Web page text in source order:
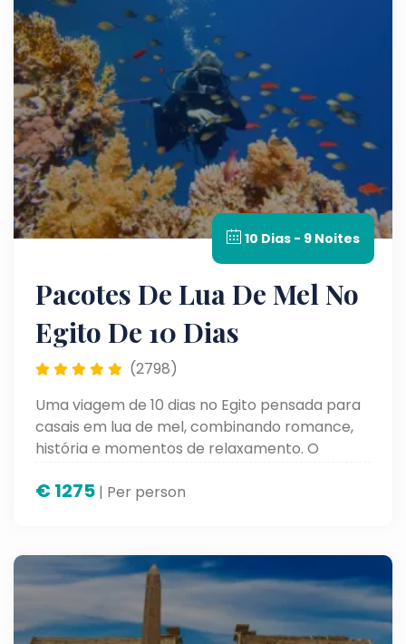
10 Dias - 9 Noites
Pacotes De Lua De Mel No
Egito De 10 Dias
(2798)
Uma viagem de 10 dias no Egito pensada para
casais em lua de mel, combinando romance,
história e momentos de relaxamento. O
cruzeiro pelo Nilo com experiências especiais
€1275 | Per person